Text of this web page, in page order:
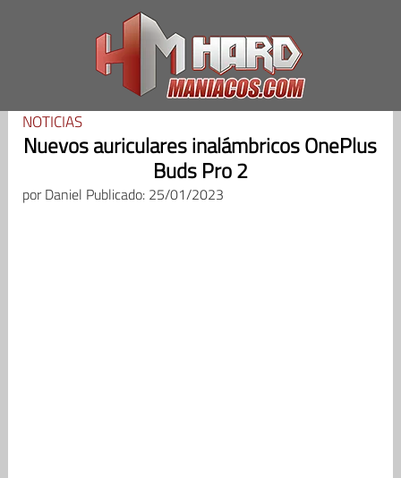
NOTICIAS
Nuevos auriculares inalámbricos OnePlus
Buds Pro 2
porDaniel Publicado: 25/01/2023